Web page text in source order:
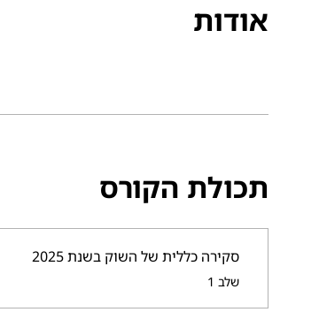
אודות
תכולת הקורס
סקירה כללית של השוק בשנת 2025
.שלב 1